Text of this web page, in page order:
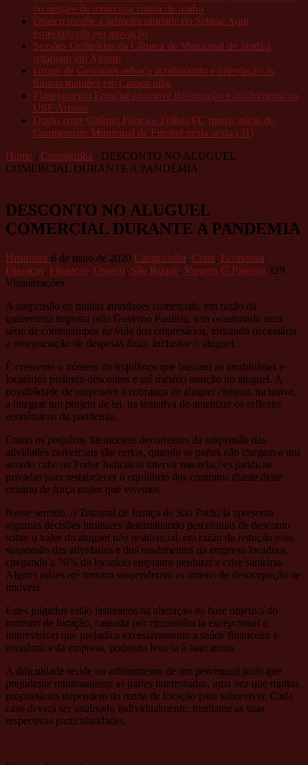
no resgate de motorista vítima de roubo
Osasco recebe a primeira unidade do Sebrae Aqui
especializada em inovação
Sessões Ordinárias da Câmara de Municipal de Jandira
retornam em Agosto
Grupo de Gestantes reforça acolhimento e orientação às
futuras mamães em Carapicuíba
Planejamento Familiar promove informação e acolhimento na
USF Ariston
Duelo entre Grêmio Faísca e Folhas FC marca início do
Campeonato Municipal de Futebol nesta sexta (31)
Home / Carapicuíba / DESCONTO NO ALUGUEL
COMERCIAL DURANTE A PANDEMIA
DESCONTO NO ALUGUEL
COMERCIAL DURANTE A PANDEMIA
Hostmarx 6 de maio de 2020 Carapicuíba, Cotia, Economia,
Finanças, Finanças, Osasco, São Roque, Vargem G Paulista 329
Visualizações
A suspensão de muitas atividades comerciais, em razão da
quarentena imposta pelo Governo Paulista, tem ocasionado uma
série de contratempos na vida dos empresários, tornando necessária
a renegociação de despesas fixas, inclusive o aluguel.
É crescente o número de inquilinos que buscam as imobiliárias e
locatários pedindo descontos e até mesmo isenção no aluguel. A
possiblidade de suspender a cobrança de aluguel chegou, inclusive,
a integrar um projeto de lei, na tentativa de amenizar os reflexos
econômicos da pandemia.
Como os prejuízos financeiros decorrentes da suspensão das
atividades comerciais são certos, quando as partes não chegam a um
acordo cabe ao Poder Judiciário intervir nas relações jurídicas
privadas para restabelecer o equilíbrio dos contratos diante deste
cenário de força maior que vivemos.
Nesse sentido, o Tribunal de Justiça de São Paulo já apresenta
algumas decisões liminares determinando percentuais de desconto
sobre o valor do aluguel não residencial, em razão da redução e/ou
suspensão das atividades e dos rendimentos da empresa locadora,
chegando a 70% do locatício enquanto perdurar a crise sanitária.
Alguns juízes até mesmo suspenderam as ordens de desocupação de
imóveis.
Estes julgados estão lastreados na alteração da base objetiva do
contrato de locação, causada por circunstância excepcional e
imprevisível que prejudica excessivamente a saúde financeira e
econômica da empresa, podendo leva-la à bancarrota.
A dificuldade reside no arbitramento de um percentual justo que
prejudique minimamente as partes interessadas, uma vez que muitos
proprietários dependem da renda de locação para sobreviver. Cada
caso deverá ser analisado individualmente, mediante as suas
respectivas particularidades.